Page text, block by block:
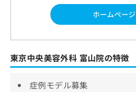
ホームページ
東京中央美容外科 富山院の特徴
症例モデル募集